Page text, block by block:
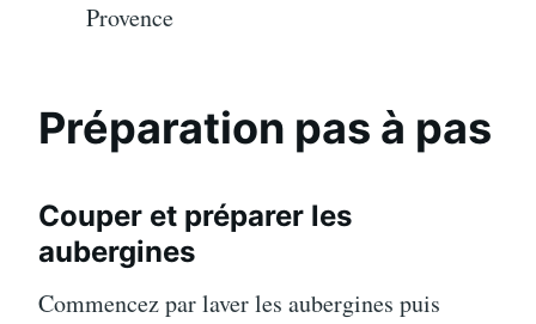
Provence
Préparation pas à pas
Couper et préparer les
aubergines
Commencez par laver les aubergines puis